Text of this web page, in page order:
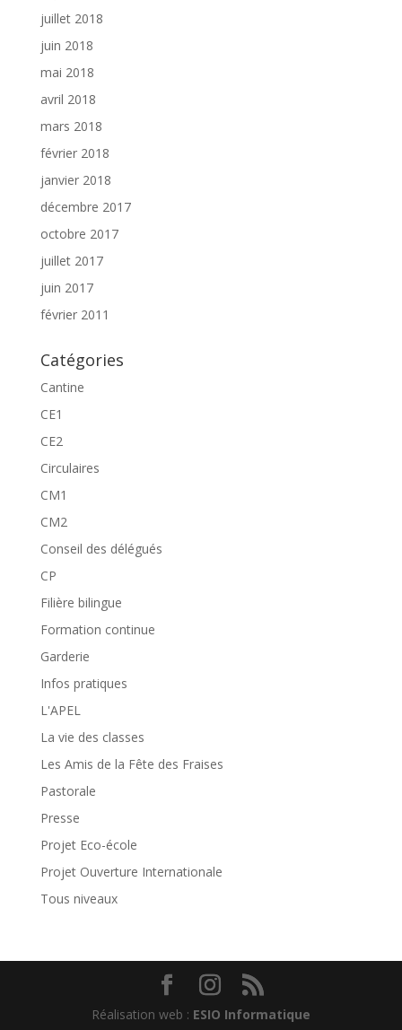
juillet 2018
juin 2018
mai 2018
avril 2018
mars 2018
février 2018
janvier 2018
décembre 2017
octobre 2017
juillet 2017
juin 2017
février 2011
Catégories
Cantine
CE1
CE2
Circulaires
CM1
CM2
Conseil des délégués
CP
Filière bilingue
Formation continue
Garderie
Infos pratiques
L'APEL
La vie des classes
Les Amis de la Fête des Fraises
Pastorale
Presse
Projet Eco-école
Projet Ouverture Internationale
Tous niveaux
Réalisation web : ESIO Informatique